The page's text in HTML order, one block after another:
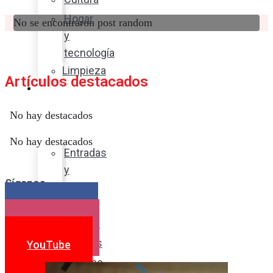
Hogar
y
tecnología
Limpieza
Cocina
sabor
Entradas
y
Postres
Bebidas
No se encontraron post random
Artículos destacados
No hay destacados
No hay destacados
Síganos
YouTube